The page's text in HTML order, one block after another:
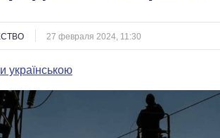
27 февраля 2024, 11:30
українською